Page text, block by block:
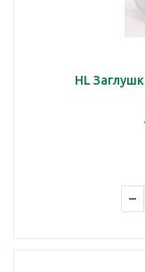
HL